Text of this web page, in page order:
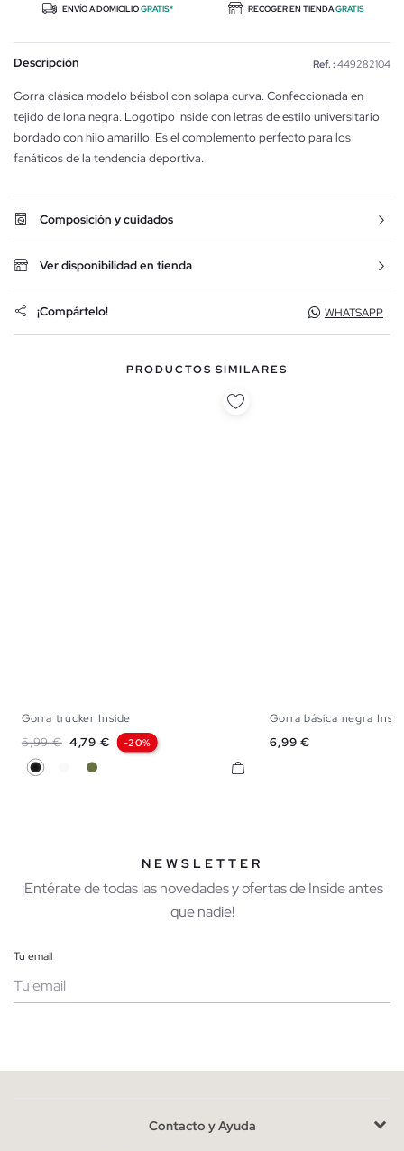
ENVÍO A DOMICILIOGRATIS* RECOGER EN TIENDAGRATIS
Descripción Ref. : 449282104
Gorra clásica modelo béisbol con solapa curva. Confeccionada en
tejido de lona negra. Logotipo Inside con letras de estilo universitario
bordado con hilo amarillo. Es el complemento perfecto para los
fanáticos de la tendencia deportiva.
Composición y cuidados
Ver disponibilidad en tienda
¡Compártelo! WHATSAPP
PRODUCTOS SIMILARES
Gorra trucker Inside
Precio base
5,99 € Precio
4,79 € -20%
Negro Blanco
Kaki
Gorra básica negra
Precio
6,99 €
NEWSLETTER
¡Entérate de todas las novedades y ofertas de Inside antes
que nadie!
Tu email
He leído y entiendo lapolítica de privacidad
Contacto y Ayuda